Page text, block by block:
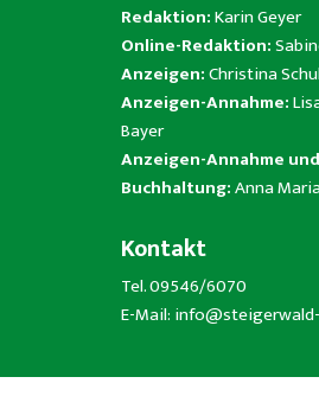
Redaktion:Karin Geyer
Online-Redaktion:
Anzeigen:Christina
Anzeigen-Annahme:
Bayer
Anzeigen-Annahme und
Buchhaltung:Anna
Kontakt
Tel. 09546/6070
E-Mail: